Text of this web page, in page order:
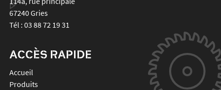
67240Gries
Tél : 03 88 72 19 31
ACCÈS RAPIDE
Accueil
Produits